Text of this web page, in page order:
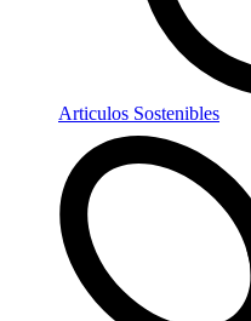
Articulos Sostenibles